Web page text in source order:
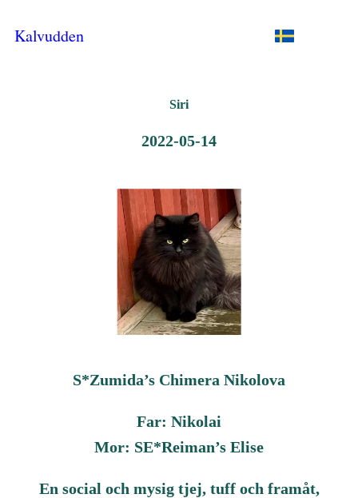
Kalvudden
Siri
2022-05-14
S*Zumida’s Chimera Nikolova
Far: Nikolai
Mor: SE*Reiman’s Elise
En social och mysig tjej, tuff och framåt,